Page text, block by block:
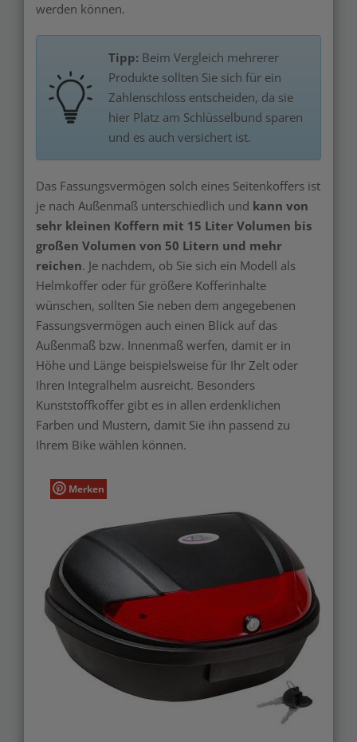
werden können.
Tipp: Beim Vergleich mehrerer
Produkte sollten Sie sich für ein
Zahlenschloss entscheiden, da sie
hier Platz am Schlüsselbund sparen
und es auch versichert ist.
Das Fassungsvermögen solch eines Seitenkoffers ist
je nach Außenmaß unterschiedlich und kann von
sehr kleinen Koffern mit 15 Liter Volumen bis
großen Volumen von 50 Litern und mehr
reichen. Je nachdem, ob Sie sich ein Modell als
Helmkoffer oder für größere Kofferinhalte
wünschen, sollten Sie neben dem angegebenen
Fassungsvermögen auch einen Blick auf das
Außenmaß bzw. Innenmaß werfen, damit er in
Höhe und Länge beispielsweise für Ihr Zelt oder
Ihren Integralhelm ausreicht. Besonders
Kunststoffkoffer gibt es in allen erdenklichen
Farben und Mustern, damit Sie ihn passend zu
Ihrem Bike wählen können.
Merken